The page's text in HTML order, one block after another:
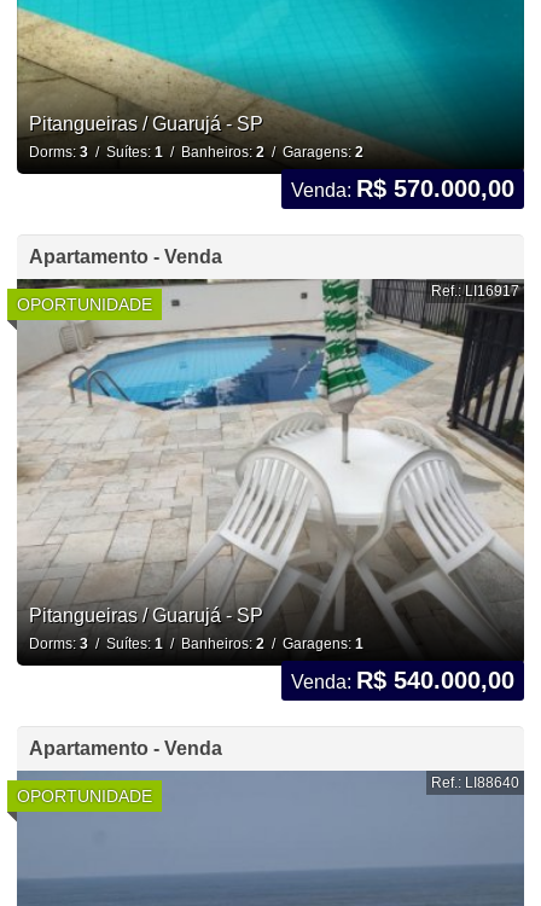
Pitangueiras / Guarujá - SP
Dorms: 3/ Suítes: 1/ Banheiros: 2/ Garagens: 2
Venda: R$ 570.000,00
Apartamento - Venda
OPORTUNIDADE
Ref.: LI16917
Pitangueiras / Guarujá - SP
Dorms: 3/ Suítes: 1/ Banheiros: 2/ Garagens: 1
Venda: R$ 540.000,00
Apartamento - Venda
OPORTUNIDADE
Ref.: LI88640